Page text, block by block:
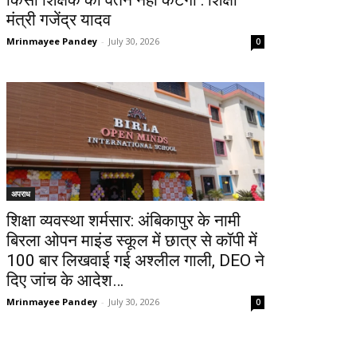
मंत्री गजेंद्र यादव
Mrinmayee Pandey - July 30, 2026 0
अपराध
शिक्षा व्यवस्था शर्मसार: अंबिकापुर के नामी
बिरला ओपन माइंड स्कूल में छात्र से कॉपी में
100 बार लिखवाई गई अश्लील गाली, DEO ने
दिए जांच के आदेश…
Mrinmayee Pandey - July 30, 2026 0